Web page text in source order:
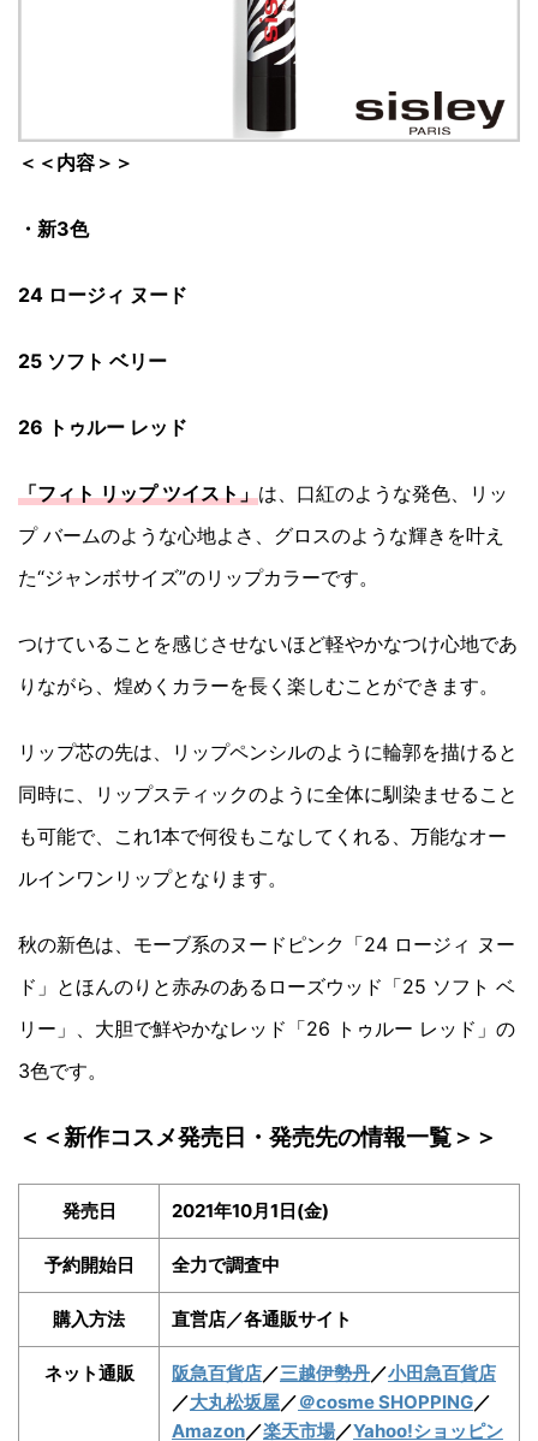
＜＜内容＞＞
・新3色
24 ロージィ ヌード
25 ソフト ベリー
26 トゥルー レッド
「フィト リップ ツイスト」は、口紅のような発色、リッ
プ バームのような心地よさ、グロスのような輝きを叶え
た“ジャンボサイズ”のリップカラーです。
つけていることを感じさせないほど軽やかなつけ心地であ
りながら、煌めくカラーを長く楽しむことができます。
リップ芯の先は、リップペンシルのように輪郭を描けると
同時に、リップスティックのように全体に馴染ませること
も可能で、これ1本で何役もこなしてくれる、万能なオー
ルインワンリップとなります。
秋の新色は、モーブ系のヌードピンク「24 ロージィ ヌー
ド」とほんのりと赤みのあるローズウッド「25 ソフト ベ
リー」、大胆で鮮やかなレッド「26 トゥルー レッド」の
3色です。
＜＜新作コスメ発売日・発売先の情報一覧＞＞
発売日 2021年10月1日(金)
予約開始日 全力で調査中
購入方法 直営店／各通販サイト
ネット通販 阪急百貨店／三越伊勢丹／小田急百貨店
／大丸松坂屋／＠cosme SHOPPING／
Amazon／楽天市場／Yahoo!ショッピン